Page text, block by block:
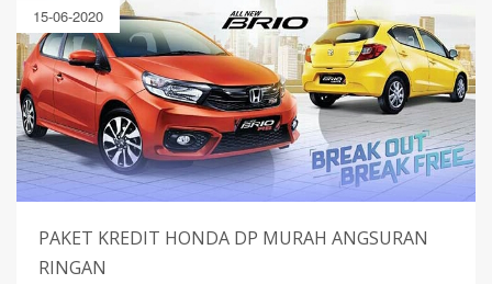
15-06-2020
PAKET KREDIT HONDA DP MURAH ANGSURAN
RINGAN